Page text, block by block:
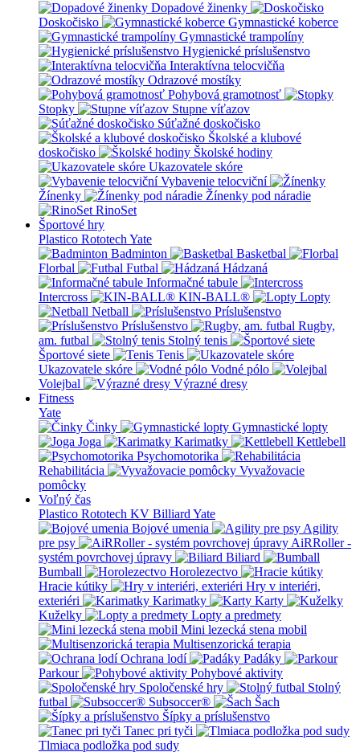
Dopadové žinenky
Doskočisko
Gymnastické koberce
Gymnastické trampolíny
Hygienické príslušenstvo
Interaktívna telocvičňa
Odrazové mostíky
Pohybová gramotnosť
Stopky
Stupne víťazov
Súťažné doskočisko
Školské a klubové
doskočisko
Školské hodiny
Ukazovatele skóre
Vybavenie telocviční
Žínenky
Žínenky pod náradie
RinoSet
Športové hry
Plastico Rototech Yate
Badminton
Basketbal
Florbal
Futbal
Hádzaná
Informačné tabule
Intercross
KIN-BALL®
Lopty
Netball
Príslušenstvo
Príslušenstvo
Rugby,
am. futbal
Stolný tenis
Športové siete
Tenis
Ukazovatele skóre
Vodné pólo
Volejbal
Výrazné dresy
Fitness
Yate
Činky
Gymnastické lopty
Joga
Karimatky
Kettlebell
Psychomotorika
Rehabilitácia
Vyvažovacie
pomôcky
Voľný čas
Plastico Rototech KV Billiard Yate
Bojové umenia
Agility
pre psy
AiRRoller -
systém povrchovej úpravy
Biliard
Bumball
Horolezectvo
Hracie kútiky
Hry v interiéri,
exteriéri
Karimatky
Karty
Kuželky
Lopty a predmety
Mini lezecká stena mobil
Multisenzorická terapia
Ochrana lodí
Padáky
Parkour
Pohybové aktivity
Spoločenské hry
Stolný
futbal
Subsoccer®
Šach
Šípky a príslušenstvo
Tanec pri tyči
Tlmiaca podložka pod sudy